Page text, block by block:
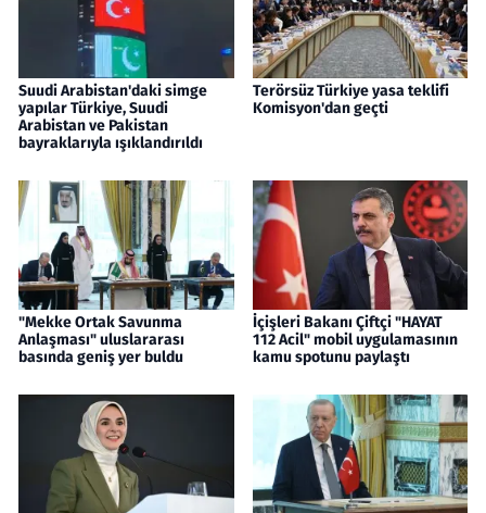
Suudi Arabistan'daki simge
yapılar Türkiye, Suudi
Arabistan ve Pakistan
bayraklarıyla ışıklandırıldı
Terörsüz Türkiye yasa teklifi
Komisyon'dan geçti
"Mekke Ortak Savunma
Anlaşması" uluslararası
basında geniş yer buldu
İçişleri Bakanı Çiftçi "HAYAT
112 Acil" mobil uygulamasının
kamu spotunu paylaştı